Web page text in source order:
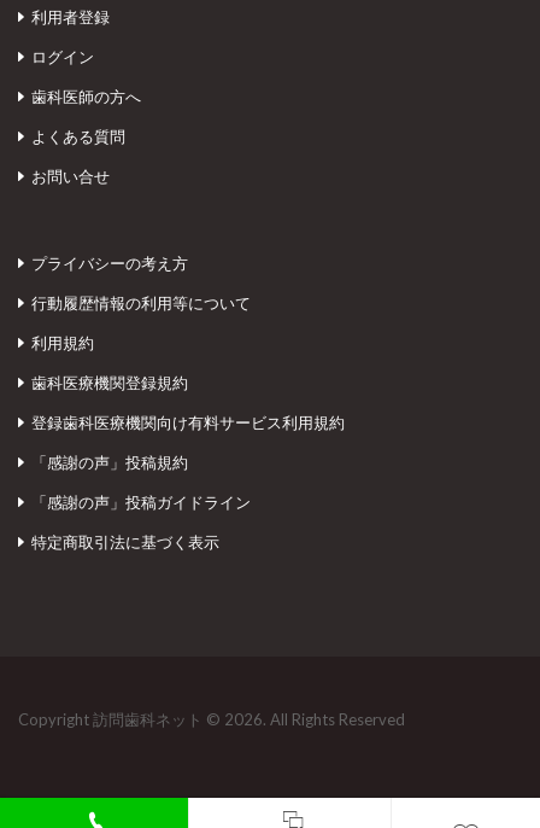
利用者登録
ログイン
歯科医師の方へ
よくある質問
お問い合せ
プライバシーの考え方
行動履歴情報の利用等について
利用規約
歯科医療機関登録規約
登録歯科医療機関向け有料サービス利用規約
「感謝の声」投稿規約
「感謝の声」投稿ガイドライン
特定商取引法に基づく表示
Copyright 訪問歯科ネット © 2026. All Rights Reserved